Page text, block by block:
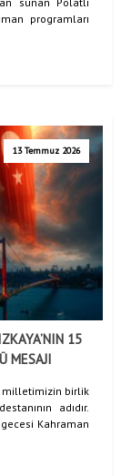
programları
13 Temmuz 2026
15
MESAJI
milletimizin birlik
adıdır.
Kahraman